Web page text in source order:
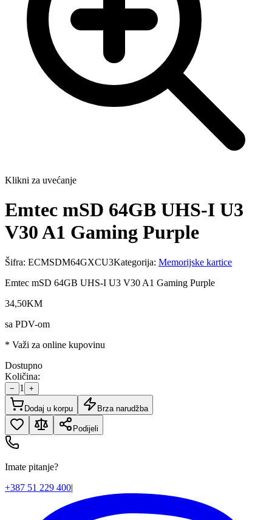
Klikni za uvećanje
Emtec mSD 64GB UHS-I U3
V30 A1 Gaming Purple
Šifra: ECMSDM64GXCU3Kategorija: Memorijske kartice
Emtec mSD 64GB UHS-I U3 V30 A1 Gaming Purple
34,50KM
sa PDV-om
* Važi za online kupovinu
Dostupno
Količina:
− 1 +
Dodaj u korpu Brza narudžba
Podijeli
Imate pitanje?
+387 51 229 400|